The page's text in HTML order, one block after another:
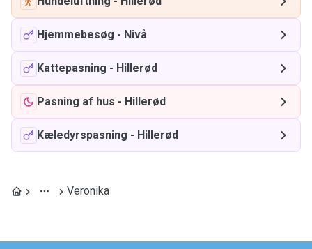
Hjemmebesøg - Nivå
Kattepasning - Hillerød
Pasning af hus - Hillerød
Kæledyrspasning - Hillerød
Veronika